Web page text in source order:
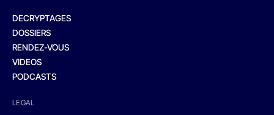
DECRYPTAGES
DOSSIERS
RENDEZ-VOUS
VIDEOS
PODCASTS
LEGAL